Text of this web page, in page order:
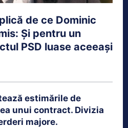
de ce Dominic
Și pentru un
PSD luase aceeași
estimările de
unui contract. Divizia
majore.